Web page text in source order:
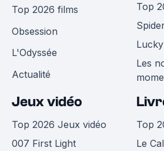
Top 2026 films
Obsession
L'Odyssée
Actualité
Top
Lucky
Les
Jeux vidéo
Top 2026 Jeux vidéo
007 First Light
Top
Le